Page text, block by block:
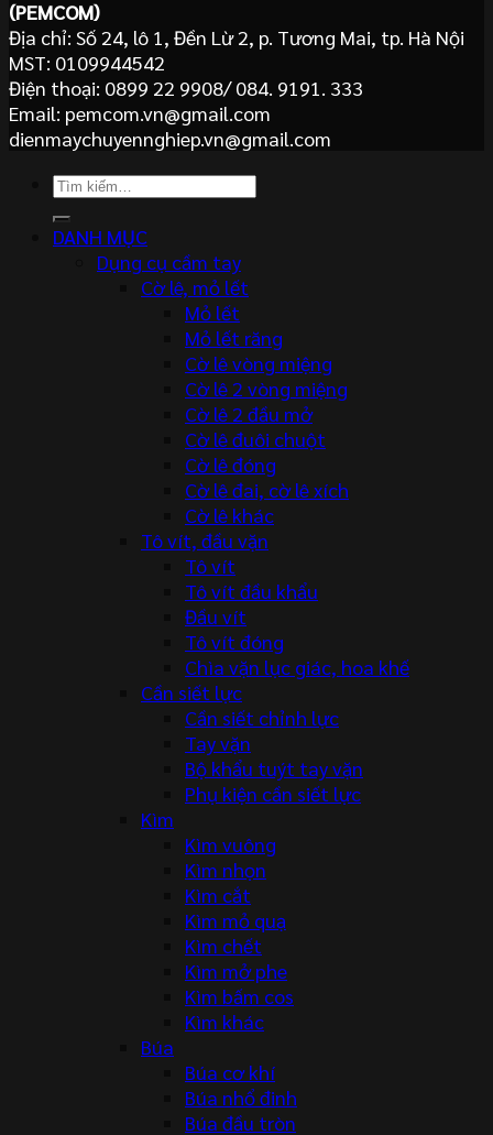
(PEMCOM)
Địa chỉ: Số 24, lô 1, Đền Lừ 2, p. Tương Mai, tp. Hà Nội
MST: 0109944542
Điện thoại: 0899 22 9908/ 084. 9191. 333
Email: pemcom.vn@gmail.com
dienmaychuyennghiep.vn@gmail.com
Tìm
DANH MỤC
Dụng cụ cầm tay
Cờ lê, mỏ lết
Mỏ lết
Mỏ lết răng
Cờ lê vòng miệng
Cờ lê 2 vòng miệng
Cờ lê 2 đầu mở
Cờ lê đuôi chuột
Cờ lê đóng
Cờ lê đai, cờ lê xích
Cờ lê khác
Tô vít, đầu vặn
Tô vít
Tô vít đầu khẩu
Đầu vít
Tô vít đóng
Chìa vặn lục giác, hoa khế
Cần siết lực
Cần siết chỉnh lực
Tay vặn
Bộ khẩu tuýt tay vặn
Phụ kiện cần siết lực
Kìm
Kìm vuông
Kìm nhọn
Kìm cắt
Kìm mỏ quạ
Kìm chết
Kìm mở phe
Kìm bấm cos
Kìm khác
Búa
Búa cơ khí
Búa nhổ đinh
Búa đầu tròn